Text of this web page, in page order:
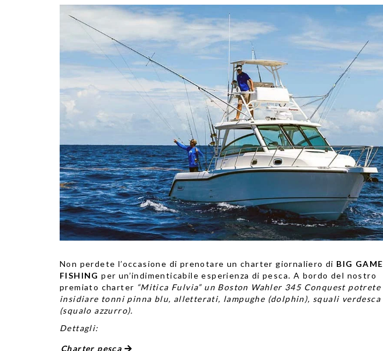
Non perdete l’occasione di prenotare un charter giornaliero di BIG GAME
FISHING per un’indimenticabile esperienza di pesca. A bordo del nostro
premiato charter “Mitica Fulvia” un Boston Wahler 345 Conquest potrete
insidiare tonni pinna blu, alletterati, lampughe (dolphin), squali verdesca
(squalo azzurro).
Dettagli:
Charter pesca